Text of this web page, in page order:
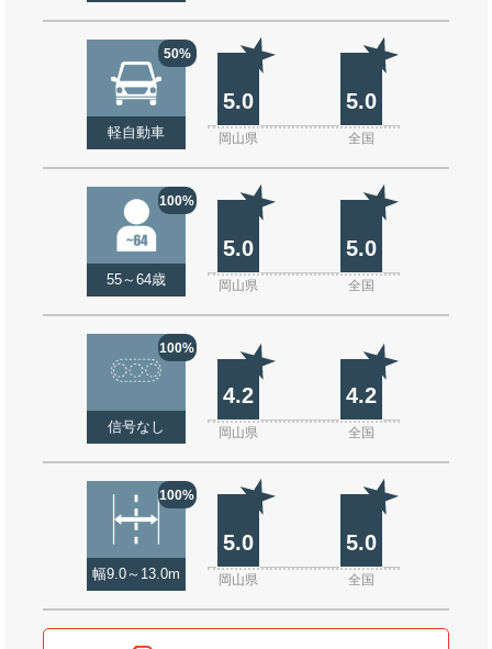
50%
軽自動車
5.0 5.0
岡山県 全国
100%
55～64歳
5.0 5.0
岡山県 全国
100%
信号なし
4.2 4.2
岡山県 全国
100%
幅9.0～13.0m
5.0 5.0
岡山県 全国